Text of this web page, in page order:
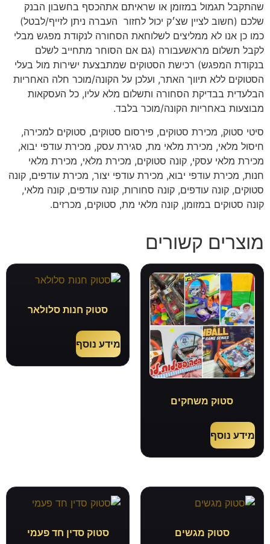
שהתקבל תגמול במזומן או שראיתם אתהכסף בחשבון הבנק
שלכם (חשוב לציין שצ׳ק יכול לחזור העברה ניתן לזייף/לבטל)
כמו כן אנו לא ממליצים לשלוחאת הסחורה לנקודת מפגש מבלי
לקבל תשלום מראשעבורה (גם אם הסוחר מתחייב לשלם
בנקודת המפגש) רכישת הסטוקים שמתבצעת ישירות מול בעלי
הסטוקים ללא תיווך האתר, ועלכן על הקונה/מוכר חלה האחריות
הבלעדית בבדיקת הסחורה ותשלום מלא עליו, כל העסקאות
מבוצעות באחריות הקונה/מוכר בלבד.
סיטי סטוק, מכירת סטוקים, פירסום סטוקים, סטוקים למכירה,
חיסול מלאי, מכירת מלאי מת, סגירת עסק, מכירת עודפי יבוא,
מכירת מלאי עסקי, קונה סטוקים, מכירת מלאי, מכירת מלאי
חנות, מכירת עודפי יבוא, מכירת עודפי יצור, מכירת עודפים, קונה
סטוקים, קונה עודפים, קונה סחורות, קונה עודפים, קונה מלאי,
קונה סטוקים במזומן, קונה מלאי מת, סטוקים, מכרזים.
מוצרים קשורים
סטוק משחקים
מידע נוסף
סטוק חנות סלולאר
מידע נוסף
סטוק מגשים סטוק סדין חד פעמי